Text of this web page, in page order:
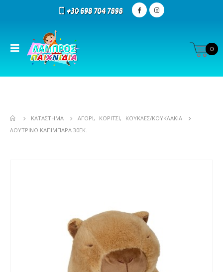
0
ΚΑΤΆΣΤΗΜΑ ΑΓΌΡΙ, ΚΟΡΊΤΣΙ,
ΚΟΎΚΛΕΣ/ΚΟΥΚΛΆΚΙΑ
ΛΟΎΤΡΙΝΟ ΚΑΠΙΜΠΆΡΑ 30ΕΚ.